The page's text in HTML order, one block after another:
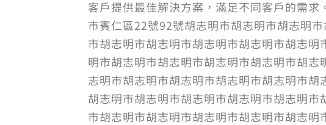
客戶提供最佳解決方案，滿足不同客戶的需
市賓仁區22號92號胡志明市胡志明市胡志明
市胡志明市胡志明市胡志明市胡志明市胡志
明市胡志明市胡志明市胡志明市胡志明市胡
志明市胡志明市胡志明市胡志明市胡志明市
胡志明市胡志明市胡志明市胡志明市胡志明
市胡志明市胡志明市胡志明市胡志明市胡志